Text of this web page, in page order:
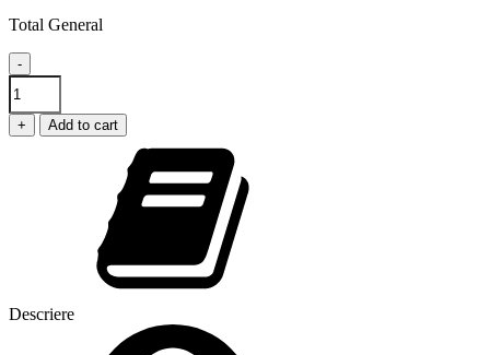
Total General
-
Asa
arata
o
sotie
+ Add to cart
Descriere